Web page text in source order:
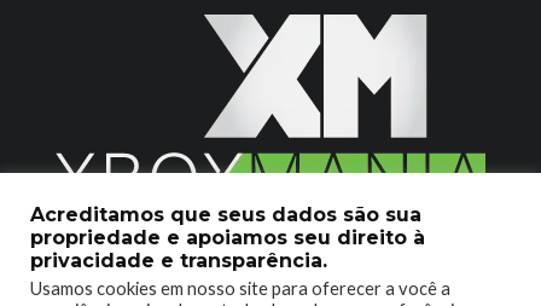
2020 © Xboxmania. Todos os Direitos Reservados.
SOBRE O XBOX MANIA CONTATO
Acreditamos que seus dados são sua
propriedade e apoiamos seu direito à
privacidade e transparência.
Usamos cookies em nosso site para oferecer a você a